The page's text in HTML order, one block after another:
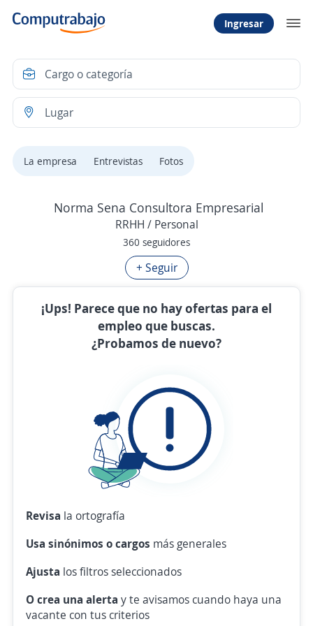
Ingresar
La empresa Entrevistas Fotos
Norma Sena Consultora Empresarial
RRHH / Personal
360 seguidores
+ Seguir
¡Ups! Parece que no hay ofertas para el
empleo que buscas.
¿Probamos de nuevo?
Revisa la ortografía
Usa sinónimos o cargos más generales
Ajusta los filtros seleccionados
O crea una alerta y te avisamos cuando haya una
vacante con tus criterios